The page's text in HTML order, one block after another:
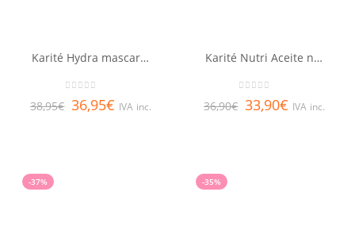
Karité Hydra mascarilla RENE FURTERER 200 ml
out of 5
38,95€ 36,95€ IVA inc.
Karité Nutri Aceite nutrición intensa RENE FURTERER 100 ml
out of 5
36,90€ 33,90€ IVA inc.
-37% -35%